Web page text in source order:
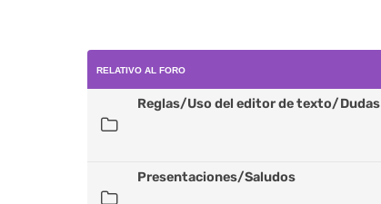
RELATIVO AL FORO
Reglas/Uso del editor de texto/Dudas
Presentaciones/Saludos